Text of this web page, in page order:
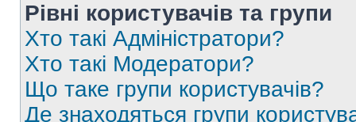
Рівні користувачів та групи
Хто такі Адміністратори?
Хто такі Модератори?
Що таке групи користувачів?
Де знаходяться групи